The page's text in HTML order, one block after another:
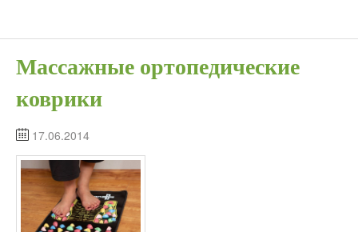
Массажные ортопедические
коврики
17.06.2014